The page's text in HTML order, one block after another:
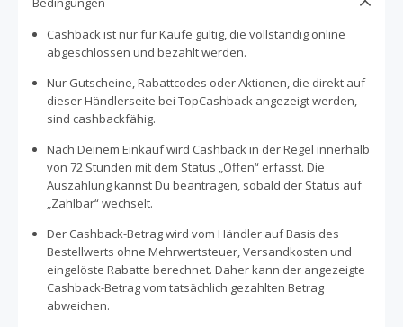
Cashback ist nur für Käufe gültig, die vollständig online
abgeschlossen und bezahlt werden.
Nur Gutscheine, Rabattcodes oder Aktionen, die direkt auf
dieser Händlerseite bei TopCashback angezeigt werden,
sind cashbackfähig.
Nach Deinem Einkauf wird Cashback in der Regel innerhalb
von 72 Stunden mit dem Status „Offen“ erfasst. Die
Auszahlung kannst Du beantragen, sobald der Status auf
„Zahlbar“ wechselt.
Der Cashback-Betrag wird vom Händler auf Basis des
Bestellwerts ohne Mehrwertsteuer, Versandkosten und
eingelöste Rabatte berechnet. Daher kann der angezeigte
Cashback-Betrag vom tatsächlich gezahlten Betrag
abweichen.